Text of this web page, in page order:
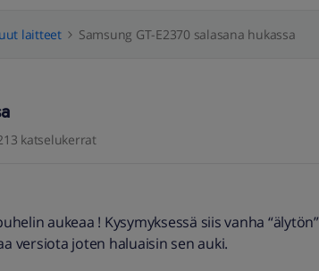
laitteet Samsung GT-E2370 salasana hukassa
katselukerrat
aukeaa ! Kysymyksessä siis vanha “älytön”
versiota joten haluaisin sen auki.